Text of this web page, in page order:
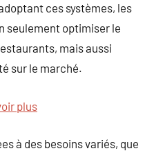
ces systèmes, les
seulement optimiser le
mais aussi
sur le marché.
plus
à des besoins variés, que